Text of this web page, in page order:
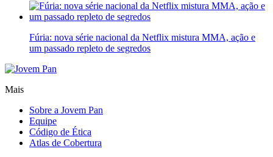
Fúria: nova série nacional da Netflix mistura MMA, ação e
um passado repleto de segredos
Mais
Sobre a Jovem Pan
Equipe
Código de Ética
Atlas de Cobertura